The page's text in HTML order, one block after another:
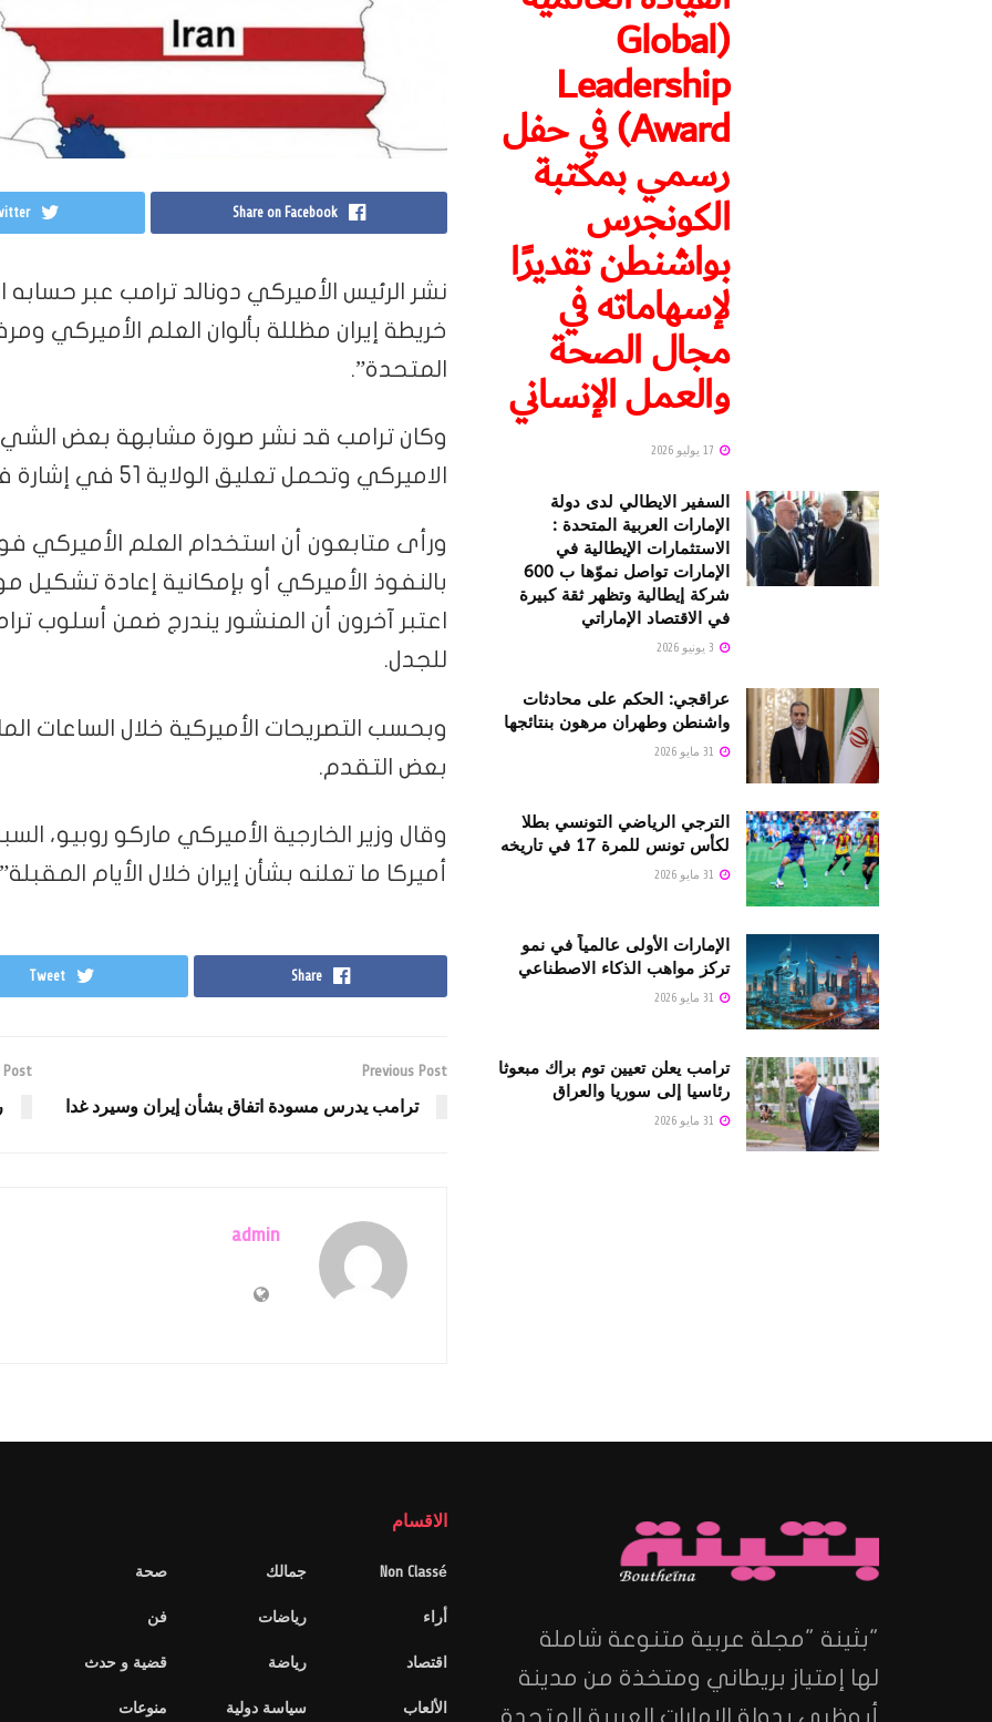
Share on Facebook
نشر الرئيس الأميركي دونالد ترامب عبر
خريطة إيران مظللة بألوان العلم الأميركي
المتحدة”.
وكان ترامب قد نشر صورة مشابهة بعض الشيء
الاميركي وتحمل تعليق الولاية 51 في إشارة فكرة ضم فنزويلا كولاية جديدة.
ورأى متابعون أن استخدام العلم الأميركي
بالنفوذ الأميركي أو بإمكانية إعادة تشكيل
اعتبر آخرون أن المنشور يندرج ضمن أسلوب
للجدل.
وبحسب التصريحات الأميركية خلال الساعات
بعض التقدم.
وقال وزير الخارجية الأميركي ماركو روبيو،
أميركا ما تعلنه بشأن إيران خلال الأيام
Share
Tweet
Previous Post
ترامب يدرس مسودة اتفاق بشأن إيران وسيرد غدا
admin
(Global
Leadership
Award) في حفل
رسمي بمكتبة
الكونجرس
بواشنطن تقديرًا
لإسهاماته في
مجال الصحة
والعمل الإنساني
السفير الايطالي لدى دولة
الإمارات العربية المتحدة :
الاستثمارات الإيطالية في
الإمارات تواصل نموّها ب 600
شركة إيطالية وتظهر ثقة كبيرة
في الاقتصاد الإماراتي
عراقجي: الحكم على محادثات
واشنطن وطهران مرهون بنتائجها
الترجي الرياضي التونسي بطلا
لكأس تونس للمرة 17 في تاريخه
الإمارات الأولى عالمياً في نمو
تركز مواهب الذكاء الاصطناعي
ترامب يعلن تعيين توم براك مبعوثا
رئاسيا إلى سوريا والعراق
"بثينة "مجلة عربية متنوعة شاملة
لها إمتياز بريطاني ومتخذة من مدينة
أبوظبي بدولة الإمارات العربية المتحدة
الاقسام
Non Classé
أراء
اقتصاد
الألعاب
جمالك
رياضات
رياضة
سياسة دولية
صحة
فن
قضية و حدث
منوعات